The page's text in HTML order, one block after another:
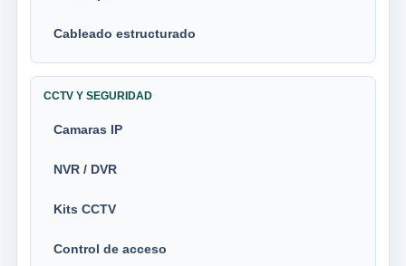
Cableado estructurado
CCTV Y SEGURIDAD
Camaras IP
NVR / DVR
Kits CCTV
Control de acceso